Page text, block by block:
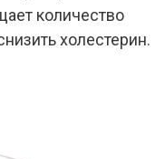
количество
холестерин.